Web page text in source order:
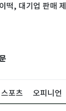
업 판매 제한"…생
스포츠 오피니언